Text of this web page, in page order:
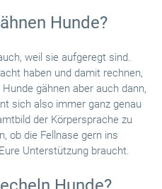
Hunde?
weil sie aufgeregt sind.
haben und damit rechnen,
gähnen aber auch dann,
sich also immer ganz genau
der Körpersprache zu
ob die Fellnase gern ins
Unterstützung braucht.